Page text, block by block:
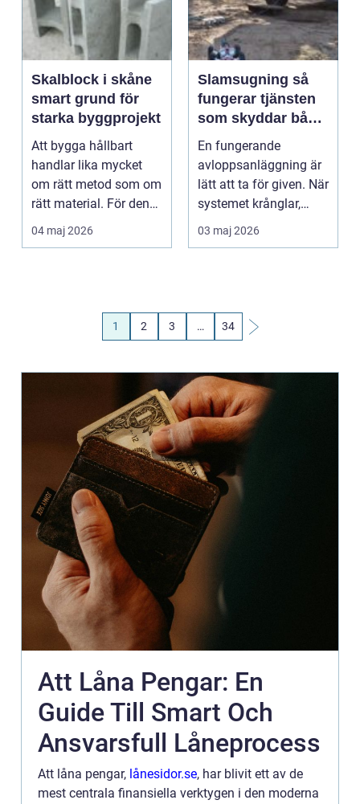
Skalblock i skåne
smart grund för
starka byggprojekt
Att bygga hållbart
handlar lika mycket
om rätt metod som om
rätt material. För den
som planerar nyby...
04 maj 2026
Slamsugning så
fungerar tjänsten
som skyddar både
fastighet och miljö
En fungerande
avloppsanläggning är
lätt att ta för given. När
systemet krånglar,
rinner över eller b...
03 maj 2026
1 2 3 … 34
Att Låna Pengar: En
Guide Till Smart Och
Ansvarsfull Låneprocess
Att låna pengar, lånesidor.se, har blivit ett av de
mest centrala finansiella verktygen i den moderna